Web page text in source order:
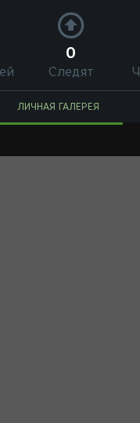
0
Следят
ЛИЧНАЯ ГАЛЕРЕЯ